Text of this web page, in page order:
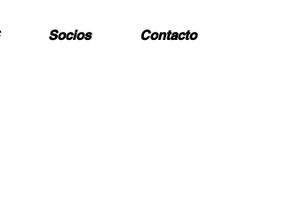
Socios Contacto